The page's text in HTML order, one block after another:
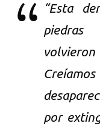
“Esta
piedras
por